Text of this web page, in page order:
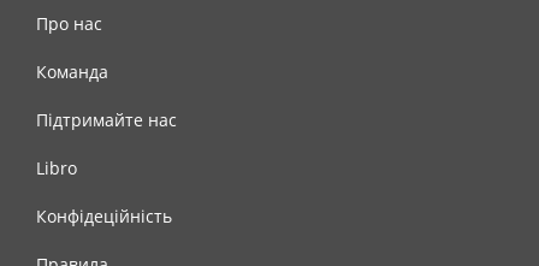
Про нас
Команда
Підтримайте нас
Libro
Конфідеційність